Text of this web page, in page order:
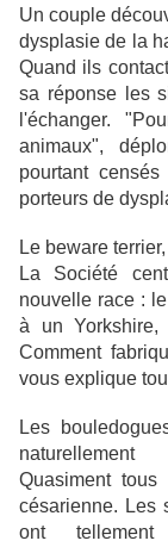
Un couple
dysplasie de la
Quand ils
sa réponse les
l'échanger.
animaux",
pourtant
porteurs de
Le beware
La Société
nouvelle race :
à un Yorkshire,
Comment
vous explique
Les
naturellement
Quasiment
césarienne. Les
ont